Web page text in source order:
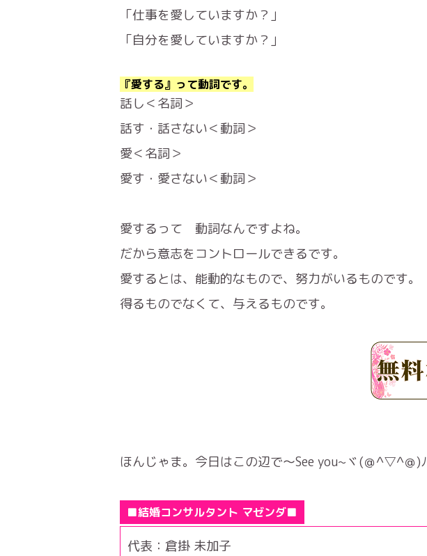
「仕事を愛していますか？」
「自分を愛していますか？」
『愛する』って動詞です。
話し＜名詞＞
話す・話さない＜動詞＞
愛＜名詞＞
愛す・愛さない＜動詞＞
愛するって 動詞なんですよね。
だから意志をコントロールできるです。
愛するとは、能動的なもので、努力がいるものです。
得るものでなくて、与えるものです。
ほんじゃま。今日はこの辺で～See you~ヾ(＠^▽^＠)ﾉ
■結婚コンサルタント マゼンダ■
代表：倉掛 未加子